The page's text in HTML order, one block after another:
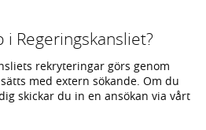
Regeringskansliet?
rekryteringar görs genom
med extern sökande. Om du
skickar du in en ansökan via vårt